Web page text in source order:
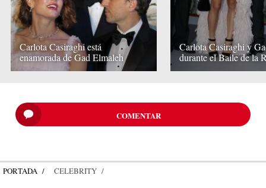
Carlota Casiraghi está
enamorada de Gad Elmaleh
Carlota Casiraghi y
durante el Baile de la
COMENTAR
PORTADA CELEBRITY